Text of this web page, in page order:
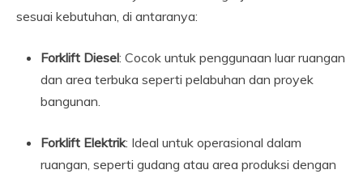
sesuai kebutuhan, di antaranya:
Forklift Diesel: Cocok untuk penggunaan luar ruangan
dan area terbuka seperti pelabuhan dan proyek
bangunan.
Forklift Elektrik: Ideal untuk operasional dalam
ruangan, seperti gudang atau area produksi dengan